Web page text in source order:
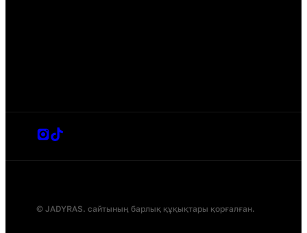
© JADYRAS. сайтының барлық құқықтары қорғалған.